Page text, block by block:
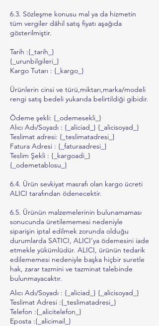
6.3. Sözleşme konusu mal ya da hizmetin
tüm vergiler dâhil satış fiyatı aşağıda
gösterilmiştir.
Tarih :{_tarih_}
{_urunbilgileri_}
Kargo Tutarı : {_kargo_}
Ürünlerin cinsi ve türü,miktarı,marka/modeli
rengi satış bedeli yukarıda belirtildiği gibidir.
Ödeme şekli: {_odemesekli_}
Alıcı Adı/Soyadı : {_aliciad_} {_alicisoyad_}
Teslimat adresi: {_teslimatadresi_}
Fatura Adresi : {_faturaadresi_}
Teslim Şekli : {_kargoadi_}
{_odemetablosu_}
6.4. Ürün sevkiyat masrafı olan kargo ücreti
ALICI tarafından ödenecektir.
6.5. Ürünün malzemelerinin bulunamaması
sonucunda üretilememesi nedeniyle
siparişin iptal edilmek zorunda olduğu
durumlarda SATICI, ALICI’ya ödemesini iade
etmekle yükümlüdür. ALICI, ürünün tedarik
edilememesi nedeniyle başka hiçbir suretle
hak, zarar tazmini ve tazminat talebinde
bulunmayacaktır.
Alıcı Adı/Soyadı : {_aliciad_} {_alicisoyad_}
Teslimat Adresi :{_teslimatadresi_}
Telefon :{_alicitelefon_}
Eposta :{_alicimail_}